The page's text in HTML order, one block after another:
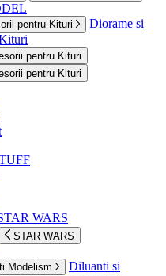
pentru Kituri
Diorame si
pentru Kituri
pentru Kituri
WARS
STAR WARS
Modelism
Diluanti si